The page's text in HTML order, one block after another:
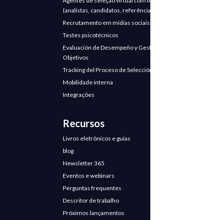
Rumo a uma cultura de redes e
conversação
O poder das palavras
na transformação
cultural
A origem: Em 2016, a
Comfama começou a
sobre liderança.
O Modelo: Foi adotado o
trabalho em redes, células e
orgânica.
Mudança de idioma: Foi
decidido renomear
posições para funções,
(analistas, candidatos, referências)
Recrutamento em mídias sociais
Testes psicotécnicos
Evaluación de Desempeño y Gestión de
Objetivos
Tracking del Proceso de Selección
Mobilidade interna
Integrações
Recursos
Livros eletrônicos e guias
blog
Newsletter 365
Eventos e webinars
Perguntas frequentes
Descritor de trabalho
Próximos lançamentos